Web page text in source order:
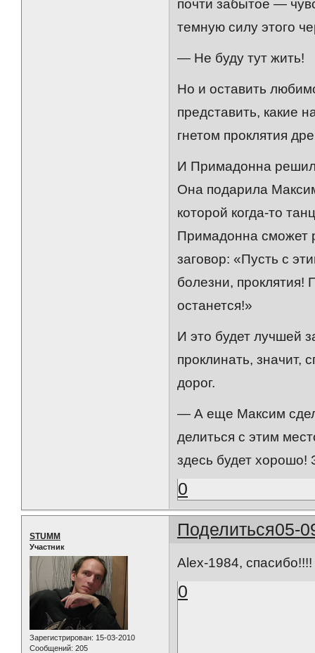
почти забытое —
темную силу этого
— Не буду тут жить!
Но и оставить
представить, какие
гнетом проклятия
И Примадонна
Она подарила
которой когда-то
Примадонна сможет
заговор: «Пусть с
болезни, проклятия!
останется!»
И это будет лучшей
проклинать, значит,
дорог.
— А еще Максим
делиться с этим
здесь будет хорошо!
0
Поделиться05-
STUMM
Участник
Зарегистрирован: 15-03-2010
Сообщений: 205
Alex-1984, спасибо!!!!
0